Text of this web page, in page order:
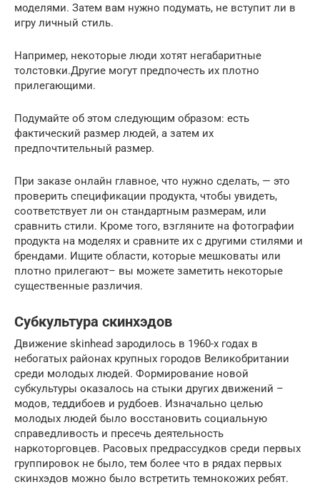
моделями. Затем вам нужно подумать, не вступит ли в
игру личный стиль.
Например, некоторые люди хотят негабаритные
толстовки.Другие могут предпочесть их плотно
прилегающими.
Подумайте об этом следующим образом: есть
фактический размер людей, а затем их
предпочтительный размер.
При заказе онлайн главное, что нужно сделать, — это
проверить спецификации продукта, чтобы увидеть,
соответствует ли он стандартным размерам, или
сравнить стили. Кроме того, взгляните на фотографии
продукта на моделях и сравните их с другими стилями и
брендами. Ищите области, которые мешковаты или
плотно прилегают– вы можете заметить некоторые
существенные различия.
Субкультура скинхэдов
Движение skinhead зародилось в 1960-х годах в
небогатых районах крупных городов Великобритании
среди молодых людей. Формирование новой
субкультуры оказалось на стыки других движений –
модов, теддибоев и рудбоев. Изначально целью
молодых людей было восстановить социальную
справедливость и пресечь деятельность
наркоторговцев. Расовых предрассудков среди первых
группировок не было, тем более что в рядах первых
скинхэдов можно было встретить темнокожих ребят.